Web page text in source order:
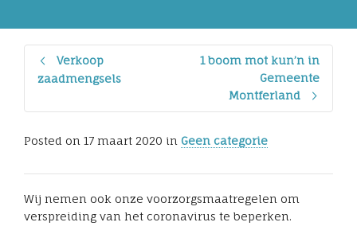
Verkoop
zaadmengsels
1 boom mot kun’n in
Gemeente
Montferland
Posted on 17 maart 2020 in Geen categorie
Wij nemen ook onze voorzorgsmaatregelen om
verspreiding van het coronavirus te beperken.